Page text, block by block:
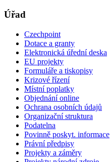
Úřad
Czechpoint
Dotace a granty
Elektronická úřední deska
EU projekty
Formuláře a tiskopisy
Krizové řízení
Místní poplatky
Objednání online
Ochrana osobních údajů
Organizační struktura
Podatelna
Povinně poskyt. informace
Právní předpisy
Projekty a záměry